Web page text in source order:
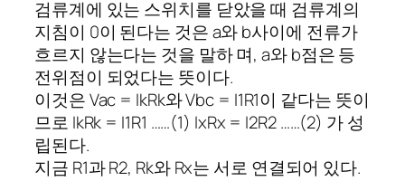
검류계에 있는 스위치를 닫았을 때 검류계의
지침이 0이 된다는 것은 a와 b사이에 전류가
흐르지 않는다는 것을 말하 며, a와 b점은 등
전위점이 되었다는 뜻이다.
이것은 Vac = IkRk와 Vbc = I1R1이 같다는 뜻이
므로 IkRk = I1R1 ……(1) IxRx = I2R2 ……(2) 가 성
립된다.
지금 R1과 R2, Rk와 Rx는 서로 연결되어 있다.